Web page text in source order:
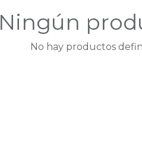
Ningún
No hay productos